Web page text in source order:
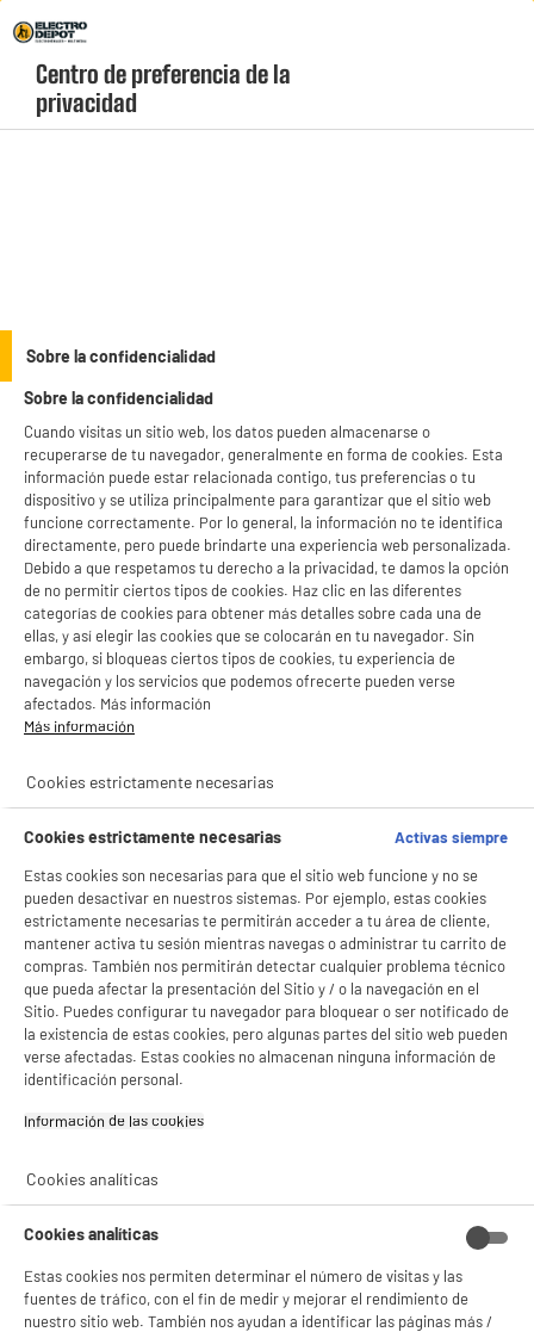
Menú
geolocation-header-icon-text
account
product_anchor_characteristics
2€49
Características
Marca
Recargable No
Número de pilas 2
Rechazar todas
- compartir contenido adaptado a tus preferencias
- facilitar el intercambio de contenido en las redes sociales
- analizar el tráfico en nuestro sitio web Consulta la política de cookies.
Consulta la política de cookies..
Si aceptas, la experiencia será aún mejor. Si no acepta, se utilizarán cookies
estadísticas anónimas basadas en tu navegación. Puedes oponerte a su uso
gestionando sus cookies.
¡Buena visita!
✔ ACEPTAR TODAS
Centro de preferencia de la
privacidad
Sobre la confidencialidad
Sobre la confidencialidad
Cuando visitas un sitio web, los datos pueden almacenarse o
recuperarse de tu navegador, generalmente en forma de cookies. Esta
información puede estar relacionada contigo, tus preferencias o tu
dispositivo y se utiliza principalmente para garantizar que el sitio web
funcione correctamente. Por lo general, la información no te identifica
directamente, pero puede brindarte una experiencia web personalizada.
Debido a que respetamos tu derecho a la privacidad, te damos la opción
de no permitir ciertos tipos de cookies. Haz clic en las diferentes
categorías de cookies para obtener más detalles sobre cada una de
ellas, y así elegir las cookies que se colocarán en tu navegador. Sin
embargo, si bloqueas ciertos tipos de cookies, tu experiencia de
navegación y los servicios que podemos ofrecerte pueden verse
afectados. Más información
Más información
Cookies estrictamente necesarias
Cookies estrictamente necesarias
Activas siempre
Estas cookies son necesarias para que el sitio web funcione y no se
pueden desactivar en nuestros sistemas. Por ejemplo, estas cookies
estrictamente necesarias te permitirán acceder a tu área de cliente,
mantener activa tu sesión mientras navegas o administrar tu carrito de
compras. También nos permitirán detectar cualquier problema técnico
que pueda afectar la presentación del Sitio y / o la navegación en el
Sitio. Puedes configurar tu navegador para bloquear o ser notificado de
la existencia de estas cookies, pero algunas partes del sitio web pueden
verse afectadas. Estas cookies no almacenan ninguna información de
identificación personal.
Información de las cookies‎
Cookies analíticas
Cookies analíticas
Estas cookies nos permiten determinar el número de visitas y las
fuentes de tráfico, con el fin de medir y mejorar el rendimiento de
nuestro sitio web. También nos ayudan a identificar las páginas más /